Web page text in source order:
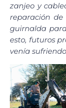
zanjeo y
reparación
guirnalda
esto, futuros
venía